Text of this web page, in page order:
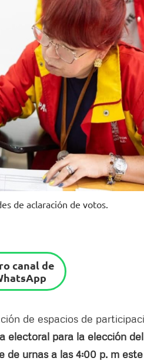
de aclaración de votos.
canal de
de espacios de
electoral para la elección
de urnas a las 4:00 p. m